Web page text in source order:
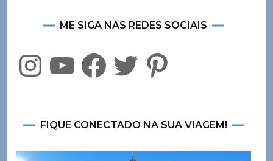
ME SIGA NAS REDES SOCIAIS
InstagramYouTubeFacebookTwitter Pinterest
FIQUE CONECTADO NA SUA VIAGEM!